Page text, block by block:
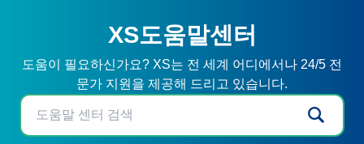
XS도움말센터
도움이 필요하신가요? XS는 전 세계 어디에서나 24/5 전
문가 지원을 제공해 드리고 있습니다.